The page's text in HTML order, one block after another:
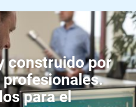
construido por
para el